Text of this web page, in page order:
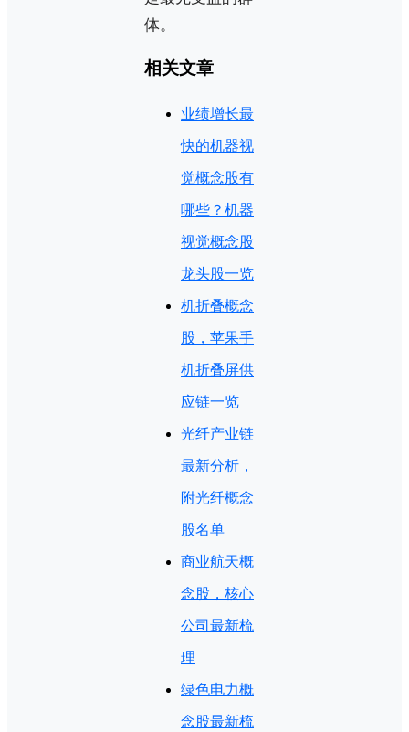
体。
相关文章
业绩增长最
快的机器视
觉概念股有
哪些？机器
视觉概念股
龙头股一览
机折叠概念
股，苹果手
机折叠屏供
应链一览
光纤产业链
最新分析，
附光纤概念
股名单
商业航天概
念股，核心
公司最新梳
理
绿色电力概
念股最新梳